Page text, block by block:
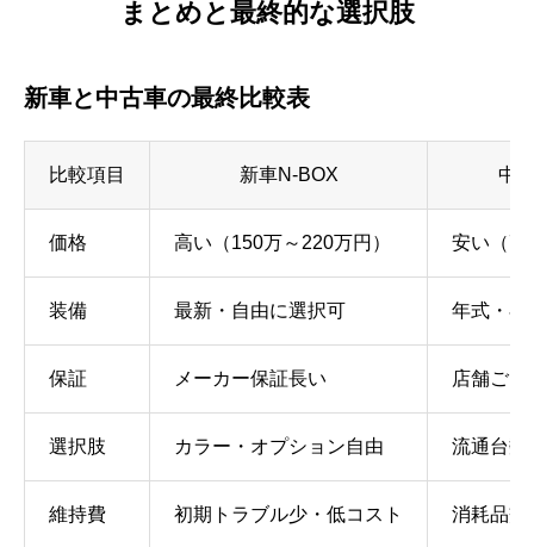
まとめと最終的な選択肢
新車と中古車の最終比較表
比較項目 新車N-BOX 中
価格 高い（150万～220万円） 安い（
装備 最新・自由に選択可 年式・在
保証 メーカー保証長い 店舗ごと
選択肢 カラー・オプション自由 流通台数
維持費 初期トラブル少・低コスト 消耗品交